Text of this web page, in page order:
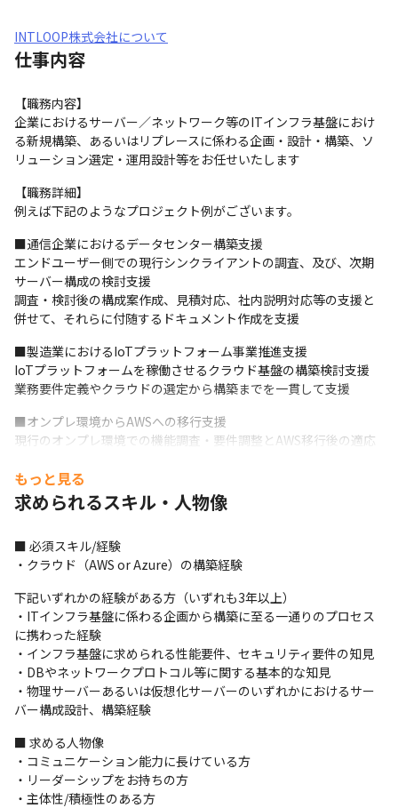
INTLOOP株式会社について
仕事内容
【職務内容】
企業におけるサーバー／ネットワーク等のITインフラ基盤におけ
る新規構築、あるいはリプレースに係わる企画・設計・構築、ソ
リューション選定・運用設計等をお任せいたします
【職務詳細】
例えば下記のようなプロジェクト例がございます。
■通信企業におけるデータセンター構築支援
エンドユーザー側での現行シンクライアントの調査、及び、次期
サーバー構成の検討支援
調査・検討後の構成案作成、見積対応、社内説明対応等の支援と
併せて、それらに付随するドキュメント作成を支援
■製造業におけるIoTプラットフォーム事業推進支援
IoTプラットフォームを稼働させるクラウド基盤の構築検討支援
業務要件定義やクラウドの選定から構築までを一貫して支援
■オンプレ環境からAWSへの移行支援
現行のオンプレ環境での機能調査・要件調整とAWS移行後の適応
AWS移行においては、移行計画の策定から基盤構築までを一貫し
て支援
新規案件増による増員。
・当求人はフルリモート可能なプロジェクトへのアサインとなり
ます。
・INTLOOPはコンサルと開発という両面から広いネットワークを
擁しており、最上流～デリバリーまで、幅広いニーズに対応する
ことが可能です。
・また、その規模も小規模～大規模案件まで、機動力をもってオ
ールラウンドに対応ができる体制を整えています。
有しています。IT系以外の経歴を持ったメンバーが数多く集まっ
ているからこそ、様々な業種や顧客ニーズに対応し得る幅の広さ
を持っています。
もっと見る
求められるスキル・人物像
■ 必須スキル/経験
・クラウド（AWS or Azure）の構築経験
下記いずれかの経験がある方（いずれも3年以上）
・ITインフラ基盤に係わる企画から構築に至る一通りのプロセス
に携わった経験
・インフラ基盤に求められる性能要件、セキュリティ要件の知見
・DBやネットワークプロトコル等に関する基本的な知見
・物理サーバーあるいは仮想化サーバーのいずれかにおけるサー
バー構成設計、構築経験
■ 求める人物像
・コミュニケーション能力に長けている方
・リーダーシップをお持ちの方
・主体性/積極性のある方